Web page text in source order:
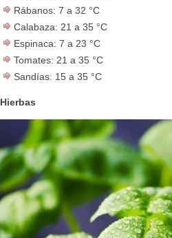
Rábanos: 7 a 32 °C
Calabaza: 21 a 35 °C
Espinaca: 7 a 23 °C
Tomates: 21 a 35 °C
Sandías: 15 a 35 °C
Hierbas